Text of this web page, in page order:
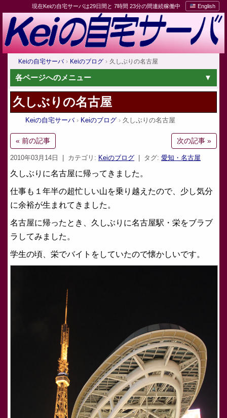
現在Keiの自宅サーバは29日間と 7時間 23分の間連続稼働中 English
Keiの自宅サーバ Keiのブログ 久しぶりの名古屋
各ページへのメニュー
久しぶりの名古屋
Keiの自宅サーバ Keiのブログ 久しぶりの名古屋
« 前の記事 次の記事 »
2010年03月14日 | カテゴリ: Keiのブログ | タグ: 愛知・名古屋
久しぶりに名古屋に帰ってきました。
仕事も１年半の超忙しい山を乗り越えたので、少し気分
に余裕が生まれてきました。
名古屋に帰ったとき、久しぶりに名古屋駅・栄をブラブ
ラしてみました。
学生の頃、栄でバイトをしていたので懐かしいです。